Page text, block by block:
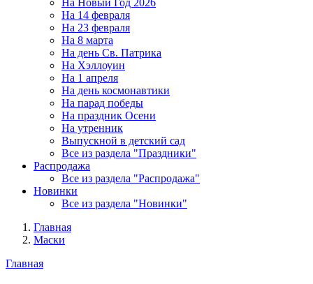
На Новый Год 2026
На 14 февраля
На 23 февраля
На 8 марта
На день Св. Патрика
На Хэллоуин
На 1 апреля
На день космонавтики
На парад победы
На праздник Осени
На утренник
Выпускной в детский сад
Все из раздела "Праздники"
Распродажа
Все из раздела "Распродажа"
Новинки
Все из раздела "Новинки"
Главная
Маски
Главная